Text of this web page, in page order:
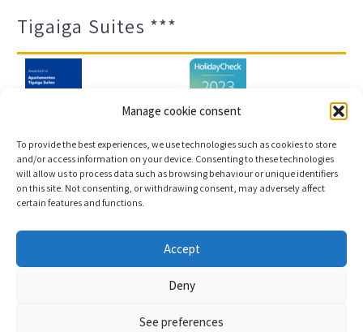
Manage cookie consent
To provide the best experiences, we use technologies such as cookies to store
and/or access information on your device. Consenting to these technologies
will allow us to process data such as browsing behaviour or unique identifiers
on this site. Not consenting, or withdrawing consent, may adversely affect
certain features and functions.
Accept
Deny
See preferences
Tigaiga Suites ***
Impressum und Datenschutz
Transparenz-Portal
Cookies
Copyright © 2023 |